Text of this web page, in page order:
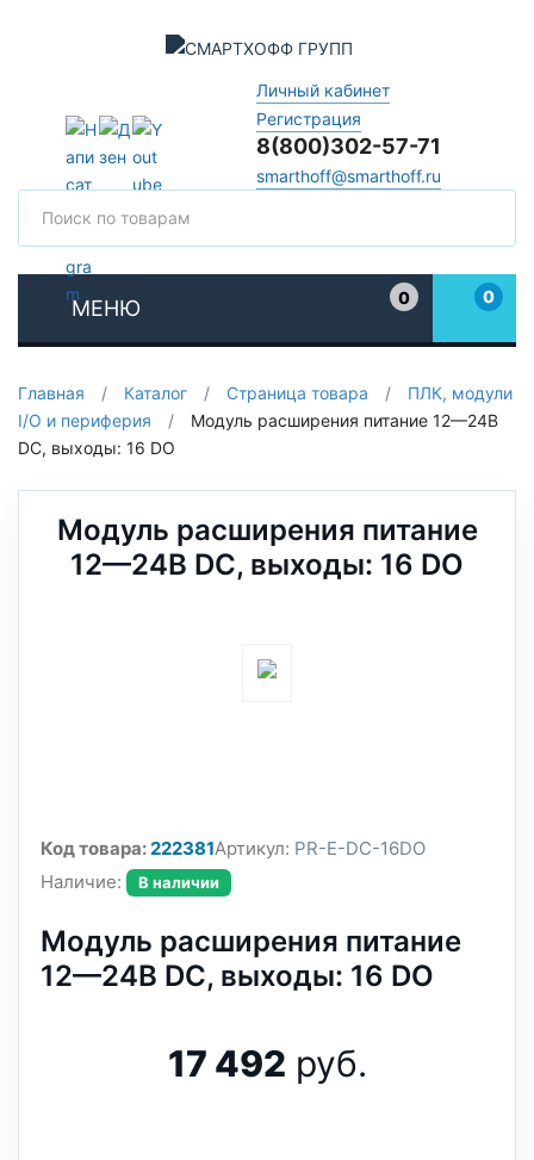
Личный кабинет
Регистрация
8(800)302-57-71
smarthoff@smarthoff.ru
МЕНЮ
0
0
Главная / Каталог / Страница товара /
ПЛК, модули
I/O и периферия
/
Модуль расширения питание 12—24В
DC, выходы: 16 DO
Модуль расширения питание
12—24В DC, выходы: 16 DO
Код товара:222381Артикул: PR-E-DC-16DO
Наличие:
В наличии
Модуль расширения питание
12—24В DC, выходы: 16 DO
17 492 руб.